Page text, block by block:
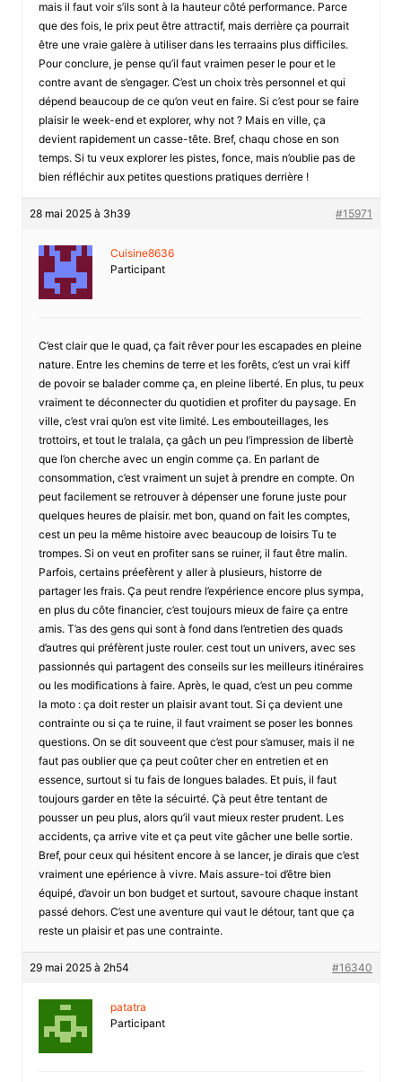
mais il faut voir s’ils sont à la hauteur côté performance. Parce
que des fois, le prix peut être attractif, mais derrière ça pourrait
être une vraie galère à utiliser dans les terraains plus difficiles.
Pour conclure, je pense qu’il faut vraimen peser le pour et le
contre avant de s’engager. C’est un choix très personnel et qui
dépend beaucoup de ce qu’on veut en faire. Si c’est pour se faire
plaisir le week-end et explorer, why not ? Mais en ville, ça
devient rapidement un casse-tête. Bref, chaqu chose en son
temps. Si tu veux explorer les pistes, fonce, mais n’oublie pas de
bien réfléchir aux petites questions pratiques derrière !
28 mai 2025 à 3h39 #15971
Cuisine8636
Participant
C’est clair que le quad, ça fait rêver pour les escapades en pleine
nature. Entre les chemins de terre et les forêts, c’est un vrai kiff
de povoir se balader comme ça, en pleine liberté. En plus, tu peux
vraiment te déconnecter du quotidien et profiter du paysage. En
ville, c’est vrai qu’on est vite limité. Les embouteillages, les
trottoirs, et tout le tralala, ça gâch un peu l’impression de libertè
que l’on cherche avec un engin comme ça. En parlant de
consommation, c’est vraiment un sujet à prendre en compte. On
peut facilement se retrouver à dépenser une forune juste pour
quelques heures de plaisir. met bon, quand on fait les comptes,
cest un peu la même histoire avec beaucoup de loisirs Tu te
trompes. Si on veut en profiter sans se ruiner, il faut être malin.
Parfois, certains préefèrent y aller à plusieurs, historre de
partager les frais. Ça peut rendre l’expérience encore plus sympa,
en plus du côte financier, c’est toujours mieux de faire ça entre
amis. T’as des gens qui sont à fond dans l’entretien des quads
d’autres qui préfèrent juste rouler. cest tout un univers, avec ses
passionnés qui partagent des conseils sur les meilleurs itinéraires
ou les modifications à faire. Après, le quad, c’est un peu comme
la moto : ça doit rester un plaisir avant tout. Si ça devient une
contrainte ou si ça te ruine, il faut vraiment se poser les bonnes
questions. On se dit souveent que c’est pour s’amuser, mais il ne
faut pas oublier que ça peut coûter cher en entretien et en
essence, surtout si tu fais de longues balades. Et puis, il faut
toujours garder en tête la sécuirté. Çà peut être tentant de
pousser un peu plus, alors qu’il vaut mieux rester prudent. Les
accidents, ça arrive vite et ça peut vite gâcher une belle sortie.
Bref, pour ceux qui hésitent encore à se lancer, je dirais que c’est
vraiment une epérience à vivre. Mais assure-toi d’être bien
équipé, d’avoir un bon budget et surtout, savoure chaque instant
passé dehors. C’est une aventure qui vaut le détour, tant que ça
reste un plaisir et pas une contrainte.
29 mai 2025 à 2h54 #16340
patatra
Participant